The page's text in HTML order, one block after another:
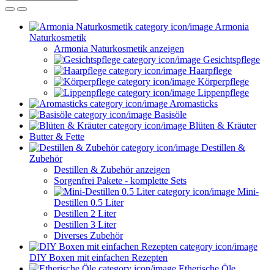
Armonia
Naturkosmetik
Armonia Naturkosmetik anzeigen
Gesichtspflege
Haarpflege
Körperpflege
Lippenpflege
Aromasticks
Basisöle
Blüten & Kräuter
Butter & Fette
Destillen &
Zubehör
Destillen & Zubehör anzeigen
Sorgenfrei Pakete - komplette Sets
Mini-
Destillen 0.5 Liter
Destillen 2 Liter
Destillen 3 Liter
Diverses Zubehör
DIY Boxen mit einfachen Rezepten